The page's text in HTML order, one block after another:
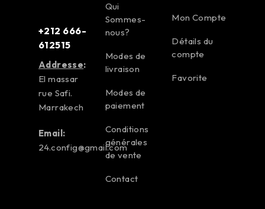
+212 666-
612515
Addresse:
El massar
rue Safi.
Marrakech
Email:
24.config@gmail.com
Qui
Sommes-
nous?
Modes de
livraison
Modes de
paiement
Conditions
générales
de vente
Contact
Mon Compte
Détails du
compte
Favorite